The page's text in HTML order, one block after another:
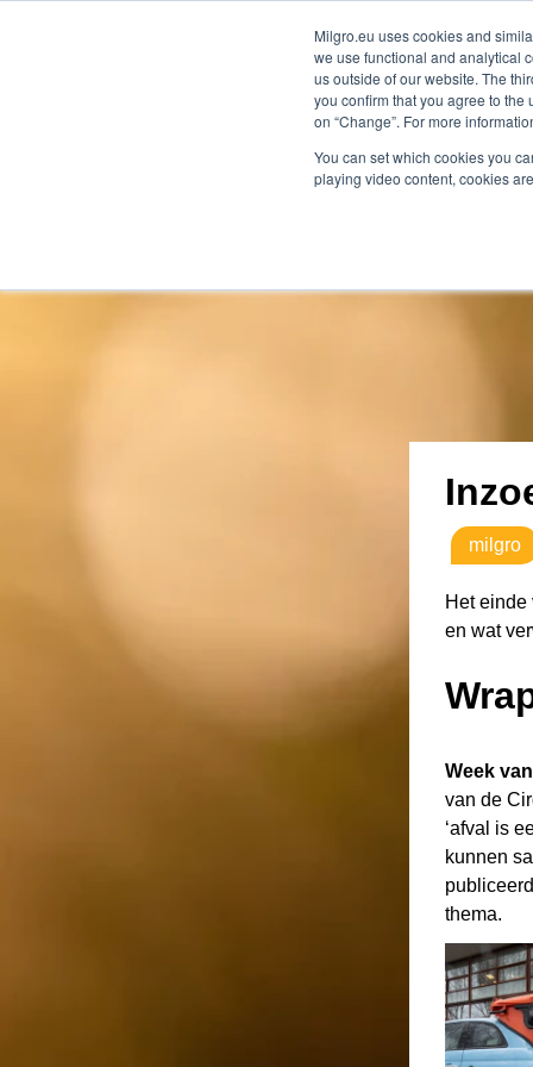
Milgro.eu uses cookies and
we use functional and analytical
us outside of our website. The
you confirm that you agree to
on “Change”. For more
You can set which cookies you
playing video content, cookies
onze oplossingen voor wie
milgro
Het einde
en wat
Week
van de
‘afval is
kunnen
thema.